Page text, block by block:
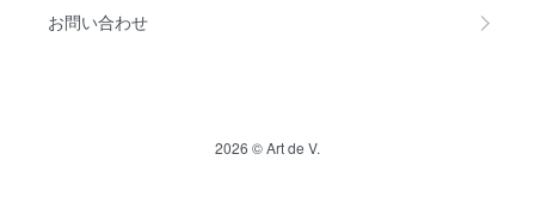
お問い合わせ
2026 © Art de V.